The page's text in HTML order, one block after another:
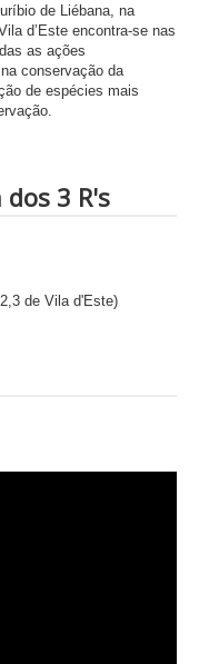
de Liébana, na
d’Este encontra-se nas
as ações
conservação da
de espécies mais
3 R's
de Vila d'Este)